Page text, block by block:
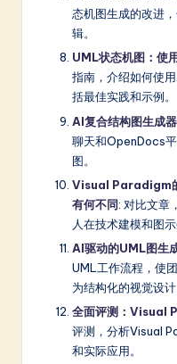
态机图生成的改进
辑。
UML状态机图：使
指南，介绍如何使
括最佳实践和示例。
AI复合结构图生成器
聊天和OpenDocs
图。
Visual Paradigm
有何不同: 对比文章
人在技术建模和图
AI驱动的UML图生
UML工作流程，使
为结构化的视觉设计
全面评测：Visual
评测，分析Visual
和实际应用。